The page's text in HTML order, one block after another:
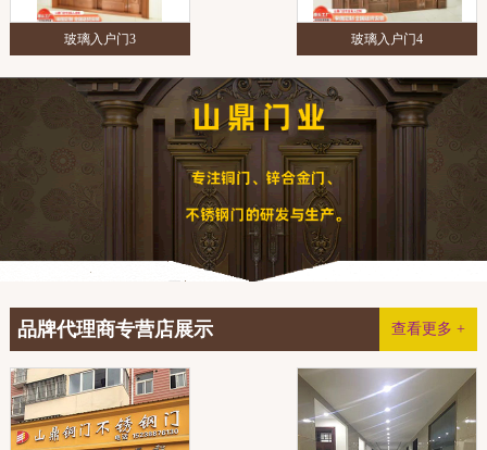
玻璃入户门3 玻璃入户门4
查看更多 +
品牌代理商专营店展示